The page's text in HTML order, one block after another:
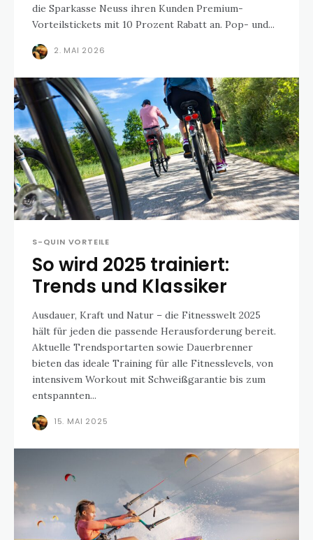
die Sparkasse Neuss ihren Kunden Premium-
Vorteilstickets mit 10 Prozent Rabatt an. Pop- und...
2. MAI 2026
S-QUIN VORTEILE
So wird 2025 trainiert:
Trends und Klassiker
Ausdauer, Kraft und Natur – die Fitnesswelt 2025
hält für jeden die passende Herausforderung bereit.
Aktuelle Trendsportarten sowie Dauerbrenner
bieten das ideale Training für alle Fitnesslevels, von
intensivem Workout mit Schweißgarantie bis zum
entspannten...
15. MAI 2025